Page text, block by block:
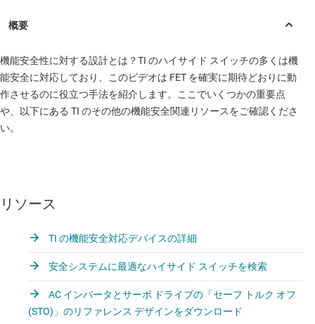
機能安全性に対する設計とは？TI のハイサイド スイッチの多くは機
能安全に対応しており、このビデオは FET を確実に期待どおりに動
作させるのに役立つ手法を紹介します。ここでいくつかの重要点
や、以下にある TI のその他の機能安全関連リソースをご確認くださ
い。
リソース
TI の機能安全対応デバイスの詳細
安全システムに最適なハイサイド スイッチを検索
AC インバータとサーボ ドライブの「セーフ トルク オフ
(STO)」のリファレンス デザインをダウンロード